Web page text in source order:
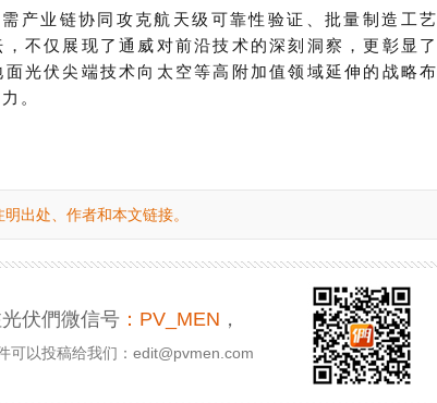
产业链协同攻克航天级可靠性验证、批量制造工艺
不仅展现了通威对前沿技术的深刻洞察，更彰显了
光伏尖端技术向太空等高附加值领域延伸的战略布
。
出处、作者和本文链接。
伏們微信号 ：PV_MEN ，
可以投稿给我们：edit@pvmen.com